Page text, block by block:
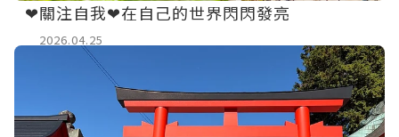
❤關注自我❤在自己的世界閃閃發亮
2026.04.25